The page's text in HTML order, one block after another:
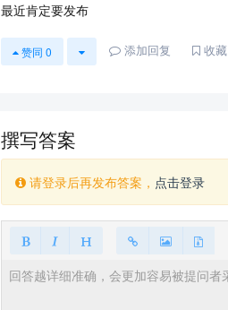
最近肯定要发布
赞同 0 添加回复 收藏
撰写答案
请登录后再发布答案， 点击登录